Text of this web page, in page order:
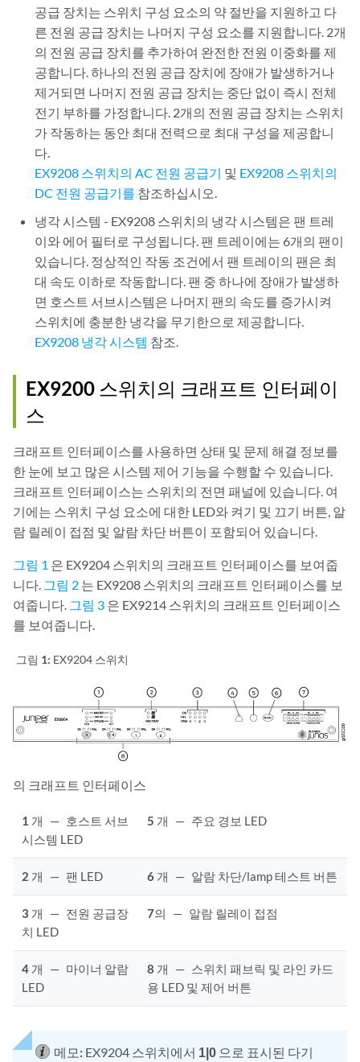
공급 장치는 스위치 구성 요소의 약 절반을 지원하고 다
른 전원 공급 장치는 나머지 구성 요소를 지원합니다. 2개
의 전원 공급 장치를 추가하여 완전한 전원 이중화를 제
공합니다. 하나의 전원 공급 장치에 장애가 발생하거나
제거되면 나머지 전원 공급 장치는 중단 없이 즉시 전체
전기 부하를 가정합니다. 2개의 전원 공급 장치는 스위치
가 작동하는 동안 최대 전력으로 최대 구성을 제공합니
다.
EX9208 스위치의 AC 전원 공급기 및 EX9208 스위치의
DC 전원 공급기를 참조하십시오.
냉각 시스템 - EX9208 스위치의 냉각 시스템은 팬 트레
이와 에어 필터로 구성됩니다. 팬 트레이에는 6개의 팬이
있습니다. 정상적인 작동 조건에서 팬 트레이의 팬은 최
대 속도 이하로 작동합니다. 팬 중 하나에 장애가 발생하
면 호스트 서브시스템은 나머지 팬의 속도를 증가시켜
스위치에 충분한 냉각을 무기한으로 제공합니다.
EX9208 냉각 시스템 참조.
EX9200 스위치의 크래프트 인터페이
스
크래프트 인터페이스를 사용하면 상태 및 문제 해결 정보를
한 눈에 보고 많은 시스템 제어 기능을 수행할 수 있습니다.
크래프트 인터페이스는 스위치의 전면 패널에 있습니다. 여
기에는 스위치 구성 요소에 대한 LED와 켜기 및 끄기 버튼, 알
람 릴레이 접점 및 알람 차단 버튼이 포함되어 있습니다.
그림 1 은 EX9204 스위치의 크래프트 인터페이스를 보여줍
니다. 그림 2 는 EX9208 스위치의 크래프트 인터페이스를 보
여줍니다. 그림 3 은 EX9214 스위치의 크래프트 인터페이스
를 보여줍니다.
그림 1: EX9204 스위치
의 크래프트 인터페이스
1 개 — 호스트 서브
시스템 LED
5 개 — 주요 경보 LED
2 개 — 팬 LED 6 개 — 알람 차단/lamp 테스트 버튼
3 개 — 전원 공급장
치 LED
7의 — 알람 릴레이 접점
4 개 — 마이너 알람
LED
8 개 — 스위치 패브릭 및 라인 카드
용 LED 및 제어 버튼
메모: EX9204 스위치에서 1|0 으로 표시된 다기